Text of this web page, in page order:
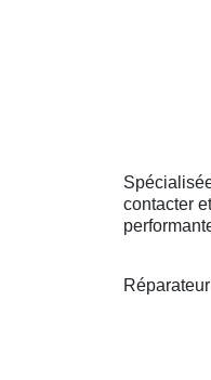
contacter